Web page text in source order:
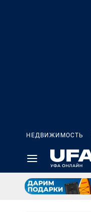
НЕДВИЖИМОСТЬ